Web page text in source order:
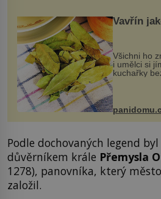
Vavřín
Všichni ho
i umělci si
kuchařky
nevíte, že
zmírnit
Obsahuje v
Podle dochovaných legend
důvěrníkem krále Přemysla
1278), panovníka, který
založil.